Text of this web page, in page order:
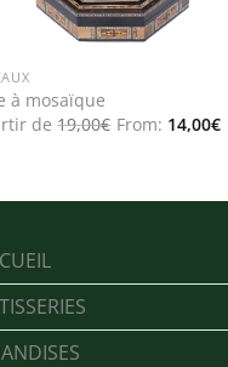
à mosaïque
de19,00€ From: 14,00€